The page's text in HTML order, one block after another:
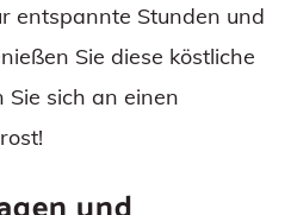
entspannte Stunden und
Sie diese köstliche
sich an einen